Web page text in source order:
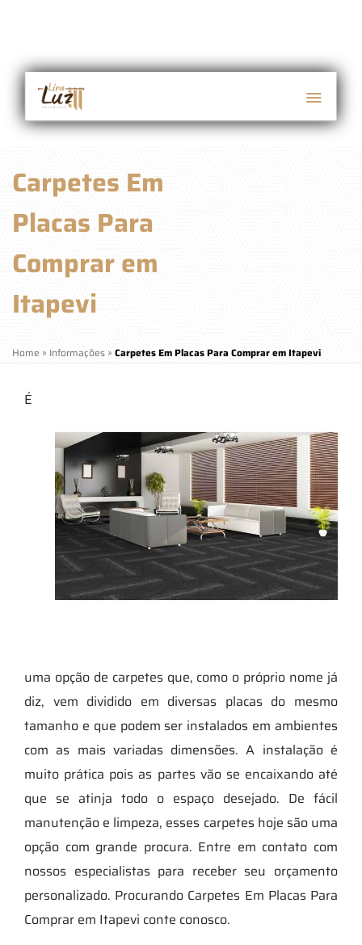
Carpetes Em
Placas Para
Comprar em
Itapevi
Home » Informações » Carpetes Em Placas Para Comprar em Itapevi
É
uma opção de carpetes que, como o próprio nome já
diz, vem dividido em diversas placas do mesmo
tamanho e que podem ser instalados em ambientes
com as mais variadas dimensões. A instalação é
muito prática pois as partes vão se encaixando até
que se atinja todo o espaço desejado. De fácil
manutenção e limpeza, esses carpetes hoje são uma
opção com grande procura. Entre em contato com
nossos especialistas para receber seu orçamento
personalizado. Procurando Carpetes Em Placas Para
Comprar em Itapevi conte conosco.